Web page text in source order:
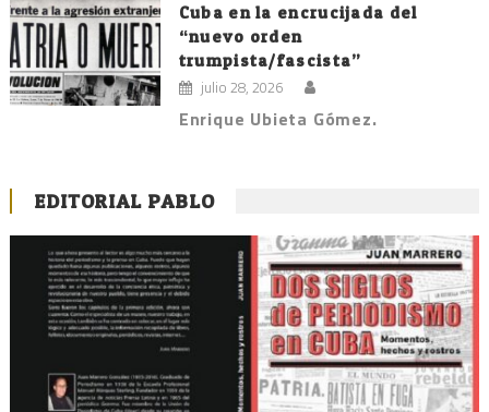
Cuba en la encrucijada del
“nuevo orden
trumpista/fascista”
julio 28, 2026
Enrique Ubieta Gómez.
EDITORIAL PABLO